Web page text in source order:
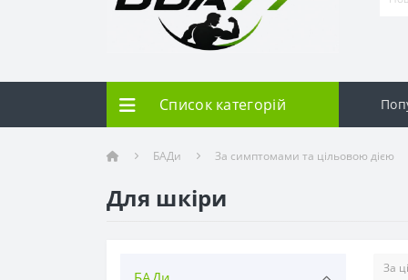
Список категорій
БАДи За симптомами та цільовою дією
Для шкіри